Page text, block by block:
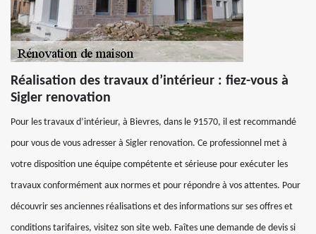
Réalisation des travaux d’intérieur : fiez-vous à
Sigler renovation
Pour les travaux d’intérieur, à Bievres, dans le 91570, il est recommandé
pour vous de vous adresser à Sigler renovation. Ce professionnel met à
votre disposition une équipe compétente et sérieuse pour exécuter les
travaux conformément aux normes et pour répondre à vos attentes. Pour
découvrir ses anciennes réalisations et des informations sur ses offres et
conditions tarifaires, visitez son site web. Faîtes une demande de devis si